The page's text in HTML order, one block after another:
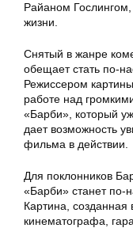
Райаном Гослингом,
жизни.
Снятый в жанре
обещает стать по-
Режиссером
работе над
«Барби», который
дает возможность
фильма в действии.
Для поклонников
«Барби» станет по-
Картина, созданная
кинематографа,